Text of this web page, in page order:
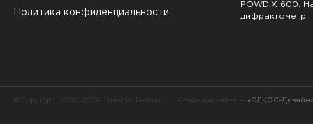
Политика конфиденциальности
POWDIX 600.
дифрактометр
© Copyright 2000–2026 Thermo Techno Создание сайта — «ЭЛКОС-